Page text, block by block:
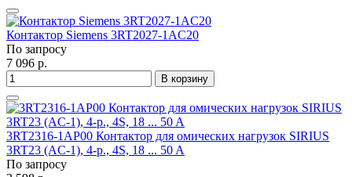
Контактор Siemens 3RT2027-1AC20
По запросу
7 096 р.
В корзину
3RT2316-1AP00 Контактор для омических нагрузок SIRIUS
3RT23 (AC-1), 4-p., 4S, 18 ... 50 A
По запросу